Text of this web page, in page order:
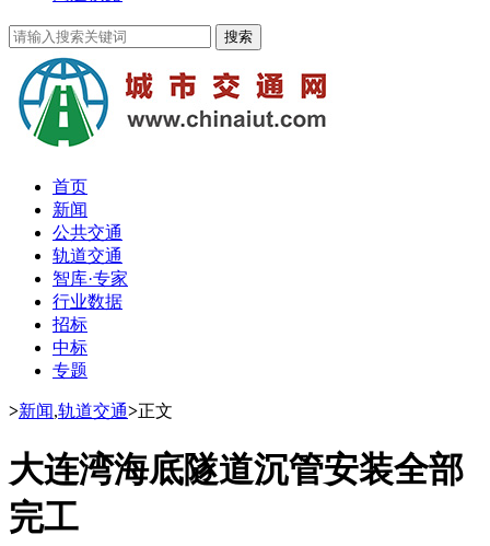
首页
新闻
公共交通
轨道交通
智库·专家
行业数据
招标
中标
专题
>新闻,轨道交通>正文
大连湾海底隧道沉管安装全部
完工